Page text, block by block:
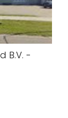
B.V. -